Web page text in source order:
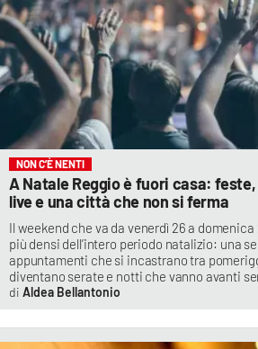
NON C’È NENTI
A Natale Reggio è fuori casa:
live e una città che non si ferma
Il weekend che va da venerdì 26 a
più densi dell’intero periodo natalizio: una
appuntamenti che si incastrano tra
diventano serate e notti che vanno avanti
Aldea Bellantonio